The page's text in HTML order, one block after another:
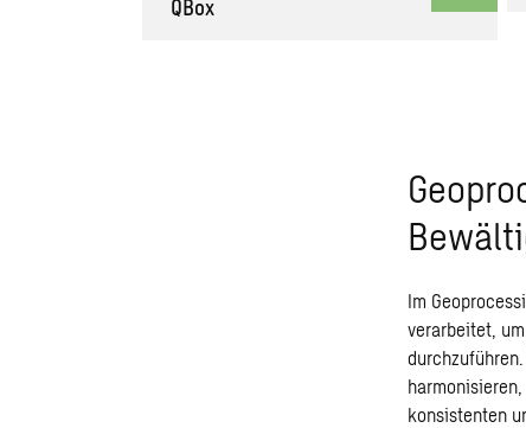
QBox
Im
verarbeitet,
konsistenten